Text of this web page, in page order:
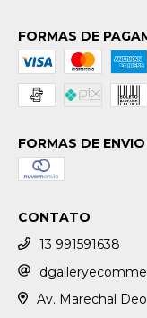
FORMAS DE
FORMAS DE ENVIO
CONTATO
13 991591638
Av. Marechal